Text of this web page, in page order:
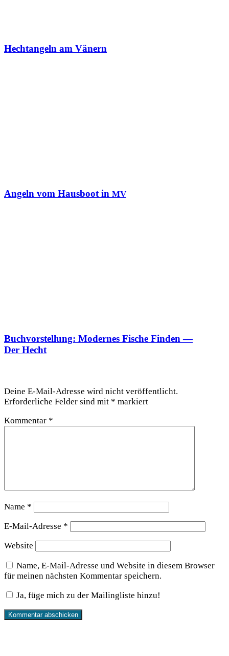
Hechtangeln am Vänern
Angeln vom Hausboot in MV
Buchvorstellung: Modernes Fische Finden —
Der Hecht
Deine E-Mail-Adresse wird nicht veröffentlicht.
Erforderliche Felder sind mit * markiert
Kommentar *
Name *
E-Mail-Adresse *
Website
Name, E-Mail-Adresse und Website in diesem Browser
für meinen nächsten Kommentar speichern.
Ja, füge mich zu der Mailingliste hinzu!